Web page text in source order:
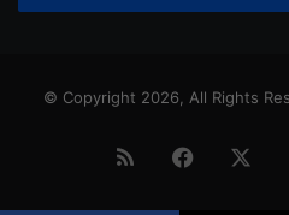
© Copyright 2026, All Rights
RSS